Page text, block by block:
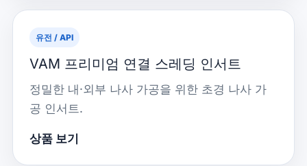
유전 / API
VAM 프리미엄 연결 스레딩 인서트
정밀한 내·외부 나사 가공을 위한 초경 나사 가
공 인서트.
상품 보기